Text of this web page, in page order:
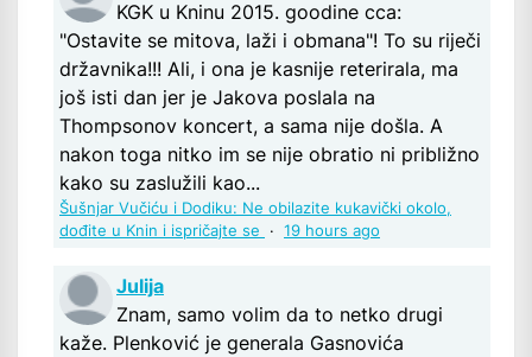
KGK u Kninu 2015. goodine cca:
"Ostavite se mitova, laži i obmana"! To su riječi
državnika!!! Ali, i ona je kasnije reterirala, ma
još isti dan jer je Jakova poslala na
Thompsonov koncert, a sama nije došla. A
nakon toga nitko im se nije obratio ni približno
kako su zaslužili kao...
Šušnjar Vučiću i Dodiku: Ne obilazite kukavički okolo,
dođite u Knin i ispričajte se
· 19 hours ago
Julija
Znam, samo volim da to netko drugi
kaže. Plenković je generala Gasnovića